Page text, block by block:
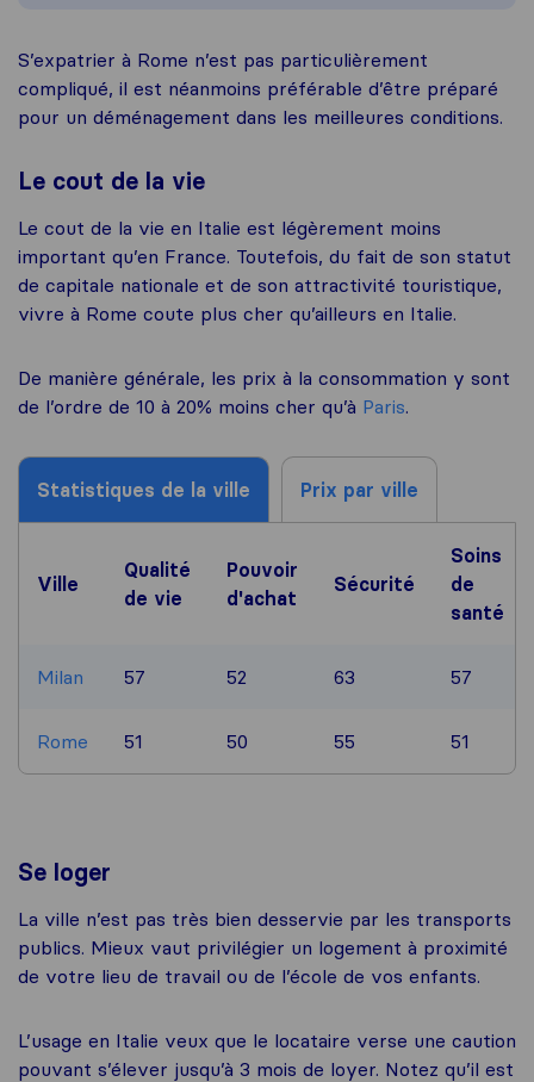
S’expatrier à Rome n’est pas particulièrement
compliqué, il est néanmoins préférable d’être préparé
pour un déménagement dans les meilleures conditions.
Le cout de la vie
Le cout de la vie en Italie est légèrement moins
important qu’en France. Toutefois, du fait de son statut
de capitale nationale et de son attractivité touristique,
vivre à Rome coute plus cher qu’ailleurs en Italie.
De manière générale, les prix à la consommation y sont
de l’ordre de 10 à 20% moins cher qu’à Paris.
Statistiques de la ville Prix par ville
Ville
Qualité
de vie
Pouvoir
d'achat
Sécurité
Soins
de
santé
Milan 57 52 63 57
Rome 51 50 55 51
Se loger
La ville n’est pas très bien desservie par les transports
publics. Mieux vaut privilégier un logement à proximité
de votre lieu de travail ou de l’école de vos enfants.
L’usage en Italie veux que le locataire verse une caution
pouvant s’élever jusqu’à 3 mois de loyer. Notez qu’il est